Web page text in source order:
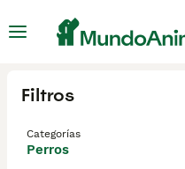
Filtros
Categorías
Perros